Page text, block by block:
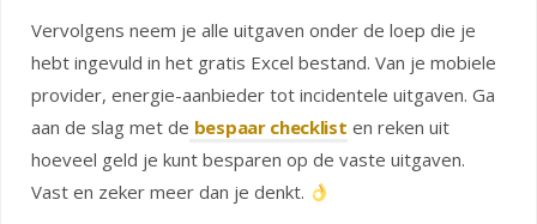
Vervolgens neem je alle uitgaven onder de loep die je
hebt ingevuld in het gratis Excel bestand. Van je mobiele
provider, energie-aanbieder tot incidentele uitgaven. Ga
aan de slag met de bespaar checklist en reken uit
hoeveel geld je kunt besparen op de vaste uitgaven.
Vast en zeker meer dan je denkt.